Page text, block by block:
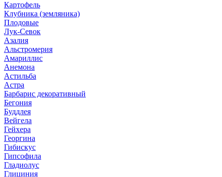
Картофель
Клубника (земляника)
Плодовые
Лук-Севок
Азалия
Альстромерия
Амариллис
Анемона
Астильба
Астра
Барбарис декоративный
Бегония
Буддлея
Вейгела
Гейхера
Георгина
Гибискус
Гипсофила
Гладиолус
Глициния